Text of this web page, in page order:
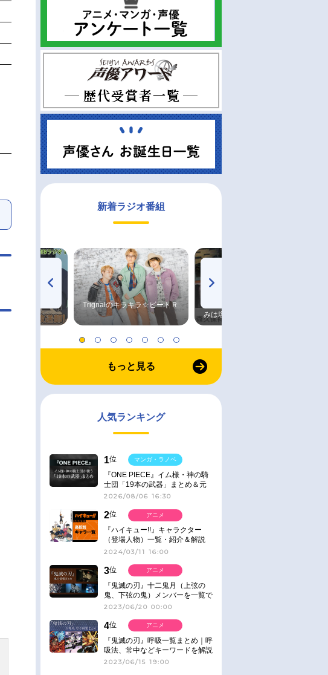
新着ラジオ番組
Trignalのキラキラ☆ビートＲ
みは塩だけ
もっと見る
人気ランキング
1位
『ONE PIECE』イム様・神の騎
士団「19本の武器」まとめ＆元
ネタ
2026/08/06 16:30
マンガ・ラノベ
2位
『ハイキュー!!』キャラクター
（登場人物）一覧・紹介＆解説
2024/03/11 16:00
アニメ
3位
『鬼滅の刃』十二鬼月（上弦の
鬼、下弦の鬼）メンバーを一覧で
紹介＆解説（登場鬼の情報まと
2023/06/20 00:00
アニメ
4位
『鬼滅の刃』呼吸一覧まとめ｜呼
吸法、常中などキーワードを解説
2023/06/15 19:00
アニメ